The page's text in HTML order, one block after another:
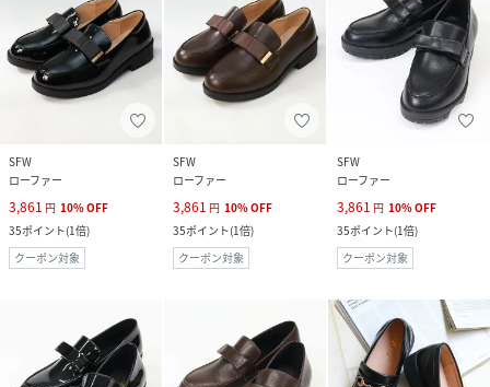
SFW
ローファー
3,861 円 10%OFF
35ポイント(1倍)
クーポン対象
SFW
ローファー
3,861 円 10%OFF
35ポイント(1倍)
クーポン対象
SFW
ローファー
3,861 円 10%OFF
35ポイント(1倍)
クーポン対象